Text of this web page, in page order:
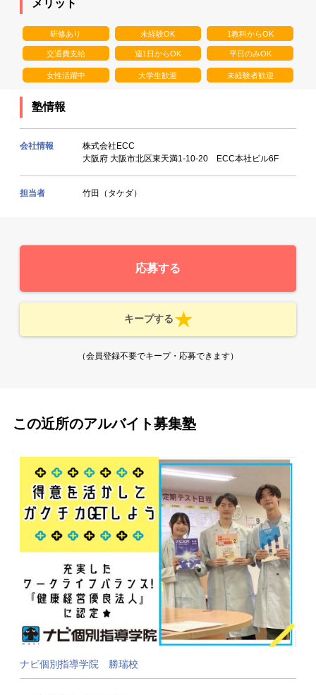
メリット
研修あり 未経験OK 1教科からOK
交通費支給 週1日からOK 平日のみOK
女性活躍中 大学生歓迎 未経験者歓迎
塾情報
会社情報
株式会社ECC
大阪府 大阪市北区東天満1-10-20 ECC本社ビル6F
担当者 竹田（タケダ）
応募する
キープする
（会員登録不要でキープ・応募できます）
この近所のアルバイト募集塾
ナビ個別指導学院 勝瑞校